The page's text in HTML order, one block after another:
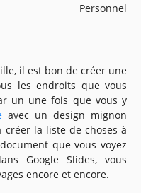
Personnel
il est bon de créer une
les endroits que vous
un une fois que vous y
avec un design mignon
la liste de choses à
que vous voyez
Google Slides, vous
encore et encore.